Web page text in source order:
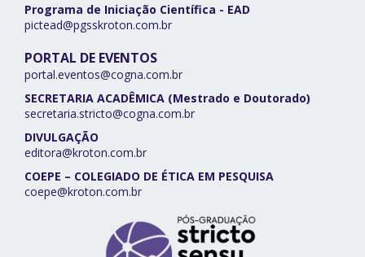
Programa de Iniciação Científica - EAD
pictead@pgsskroton.com.br
PORTAL DE EVENTOS
portal.eventos@cogna.com.br
SECRETARIA ACADÊMICA (Mestrado e Doutorado)
secretaria.stricto@cogna.com.br
DIVULGAÇÃO
editora@kroton.com.br
COEPE – COLEGIADO DE ÉTICA EM PESQUISA
coepe@kroton.com.br